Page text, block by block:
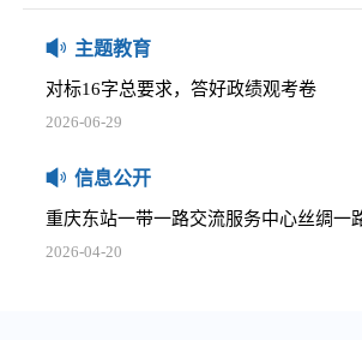
主题教育
习近平：在庆祝中国共产党成立105周
2026-07-01
对标16字总要求，答好政绩观考卷
2026-06-29
树立正确政绩观，要牢记这两个理念
习近平党建思想内涵要义
信息公开
2026-04-20
2026-04-20
2025-12-05